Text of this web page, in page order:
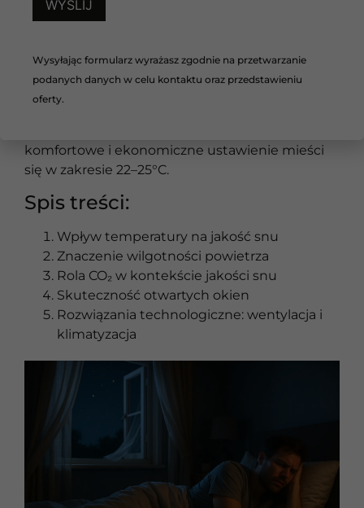
ustawienie bardzo niskiej temperatury nie
komfortowe i ekonomiczne ustawienie mieści
się w zakresie 22–25°C.
Spis treści:
Wpływ temperatury na jakość snu
Znaczenie wilgotności powietrza
Rola CO₂ w kontekście jakości snu
Skuteczność otwartych okien
Rozwiązania technologiczne: wentylacja i
klimatyzacja
Wysyłając formularz wyrażasz zgodnie na przetwarzanie
podanych danych w celu kontaktu oraz przedstawieniu
oferty.